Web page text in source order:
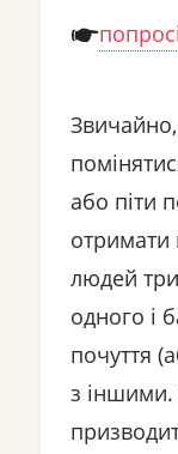
або піти
отримати
людей
одного і
почуття
з іншими.